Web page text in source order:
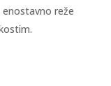
enostavno reže